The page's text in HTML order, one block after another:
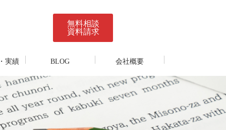
無料相談
資料請求
実績 BLOG 会社概要